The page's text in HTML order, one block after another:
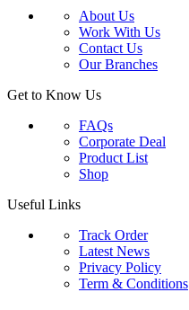
About Us
Work With Us
Contact Us
Our Branches
Get to Know Us
FAQs
Corporate Deal
Product List
Shop
Useful Links
Track Order
Latest News
Privacy Policy
Term & Conditions